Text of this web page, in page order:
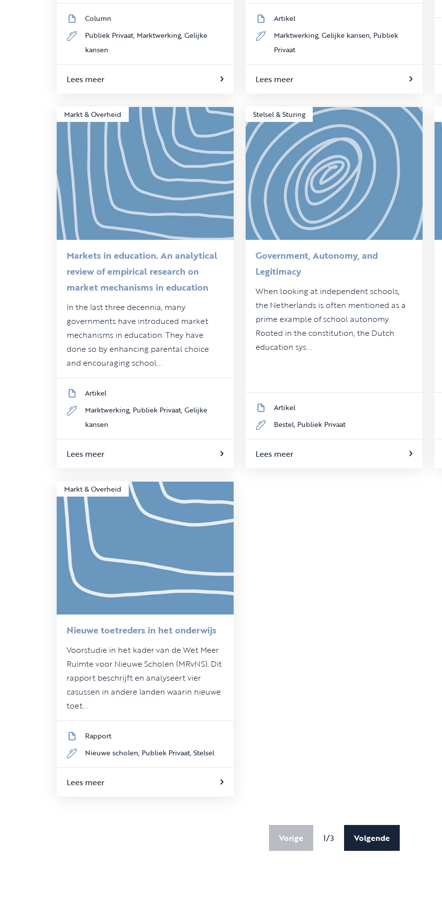
Column
Publiek Privaat, Marktwerking, Gelijke
kansen
Lees meer
Artikel
Marktwerking, Gelijke kansen, Publiek
Privaat
Lees meer
Markt & Overheid
Markets in education. An analytical
review of empirical research on
market mechanisms in education
In the last three decennia, many
governments have introduced market
mechanisms in education. They have
done so by enhancing parental choice
and encouraging school...
Artikel
Marktwerking, Publiek Privaat, Gelijke
kansen
Lees meer
Stelsel & Sturing
Government, Autonomy, and
Legitimacy
When looking at independent schools,
the Netherlands is often mentioned as a
prime example of school autonomy.
Rooted in the constitution, the Dutch
education sys...
Artikel
Bestel, Publiek Privaat
Lees meer
Markt & Overheid
Nieuwe toetreders in het onderwijs
Voorstudie in het kader van de Wet Meer
Ruimte voor Nieuwe Scholen (MRvNS). Dit
rapport beschrijft en analyseert vier
casussen in andere landen waarin nieuwe
toet...
Rapport
Nieuwe scholen, Publiek Privaat, Stelsel
Lees meer
Vorige 1/3 Volgende